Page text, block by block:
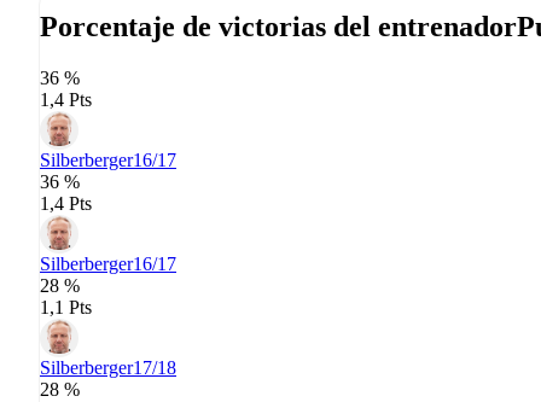
Porcentaje de victorias del entrenador
36 %
1,4 Pts
Silberberger16/17
36 %
1,4 Pts
Silberberger16/17
28 %
1,1 Pts
Silberberger17/18
28 %